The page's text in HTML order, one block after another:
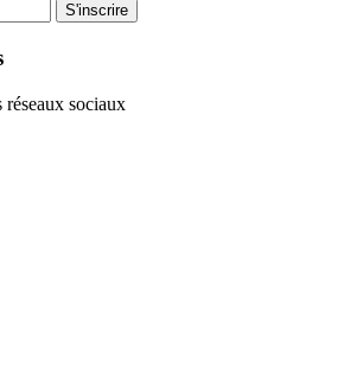
S'inscrire
réseaux sociaux